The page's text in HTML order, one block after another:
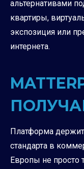
альтернативами
квартиры,
экспозиция или
интернета.
Платформа
стандарта в
Европы не просто